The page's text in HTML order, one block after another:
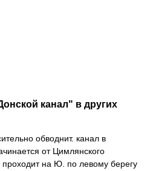
канал" в других
обводнит. канал в
от Цимлянского
на Ю. по левому берегу